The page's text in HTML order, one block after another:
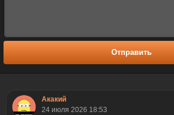
Отправить
Акакий
24 июля 2026 18:53